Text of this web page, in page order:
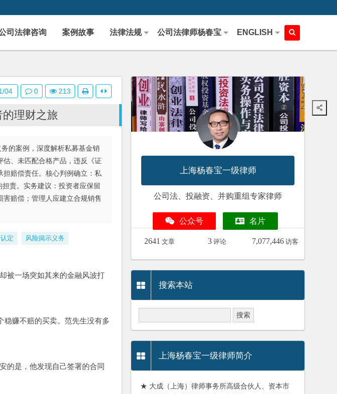
司法律咨询 案例故事 法律法规 公司法律师杨春宝 ENGLISH
理财之旅
的案例，深度解析私募基金销
、未匹配合格产品，违反《证
赔偿责任。核心判例确立：私
担责。实务建议：投资者应保留
赔偿；管理人应建立合规销售
定
风险揭示义务
被一场突如其来的金融风波打
稳赚不赔的买卖。范先生没有多
的是，他发现自己签署的合同
04 0 213
上海杨春宝一级律师
公司法、投融资、并购重组专家律师
公众号 名片
2641 文章 3 评论 7,077,446 访客
搜索本站
上海杨春宝一级律师简介
★ 大成（上海）律师事务所高级合伙人、资本市